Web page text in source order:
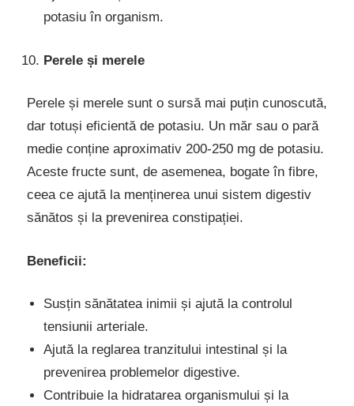
potasiu în organism.
Perele și merele
Perele și merele sunt o sursă mai puțin cunoscută,
dar totuși eficientă de potasiu. Un măr sau o pară
medie conține aproximativ 200-250 mg de potasiu.
Aceste fructe sunt, de asemenea, bogate în fibre,
ceea ce ajută la menținerea unui sistem digestiv
sănătos și la prevenirea constipației.
Beneficii:
Susțin sănătatea inimii și ajută la controlul
tensiunii arteriale.
Ajută la reglarea tranzitului intestinal și la
prevenirea problemelor digestive.
Contribuie la hidratarea organismului și la